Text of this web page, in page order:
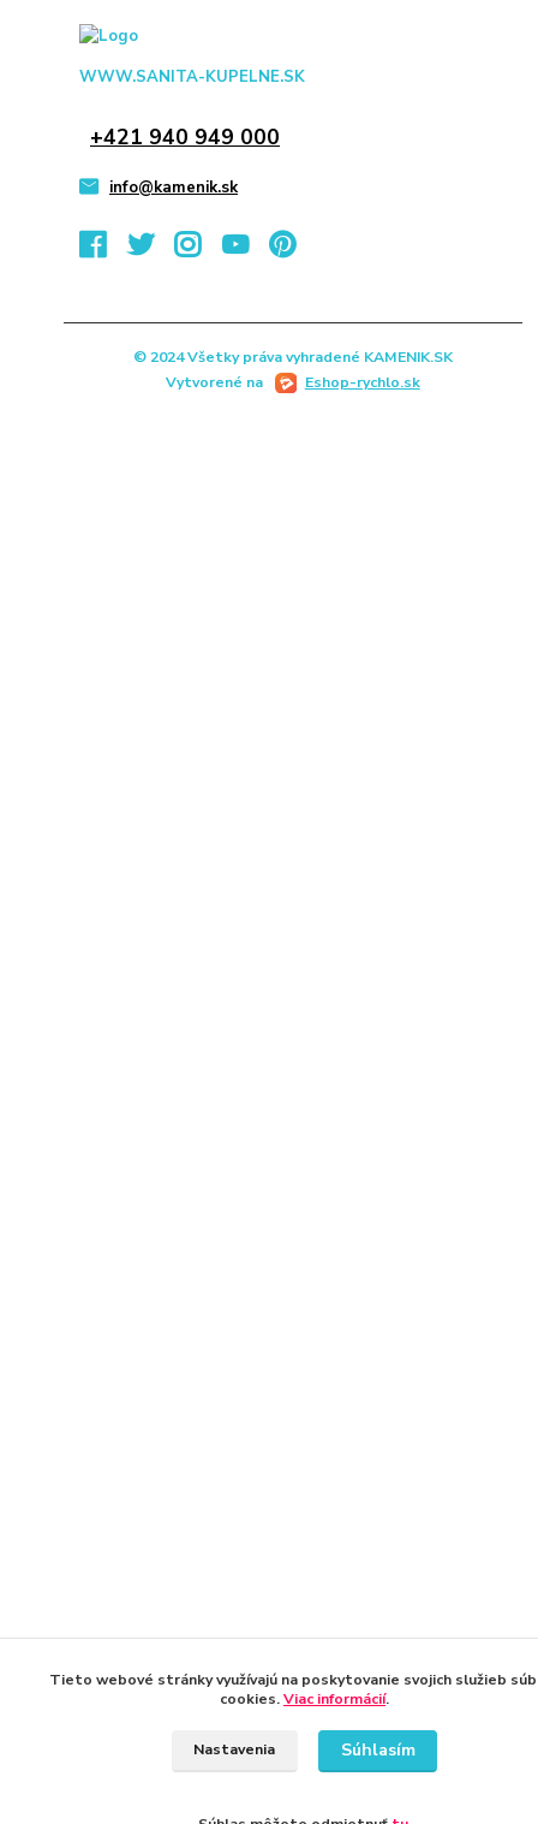
WWW.SANITA-KUPELNE.SK
+421 940 949 000
info@kamenik.sk
© 2024 Všetky práva vyhradené KAMENIK.SK
Vytvorené na
Eshop-rychlo.sk
Tieto webové stránky využívajú na poskytovanie svojich služieb
cookies.Viac informácií.
Nastavenia Súhlasím